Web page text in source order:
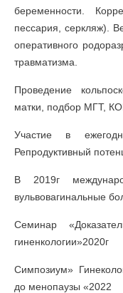
беременности.
пессария, серкляж).
оперативного
травматизма.
Проведение
матки, подбор МГТ,
Участие в
Репродуктивный
В 2019г
вульвовагинальные
Семинар
гиненкологии»2020г
Симпозиум»
до менопаузы «2022